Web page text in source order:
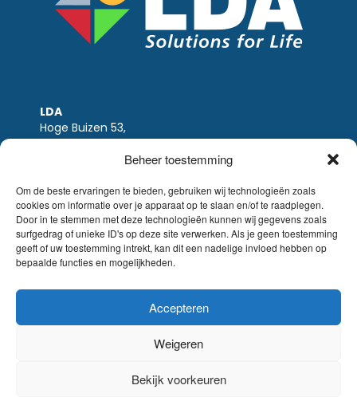
Beheer toestemming
Om de beste ervaringen te bieden, gebruiken wij technologieën zoals
cookies om informatie over je apparaat op te slaan en/of te raadplegen.
Door in te stemmen met deze technologieën kunnen wij gegevens zoals
surfgedrag of unieke ID's op deze site verwerken. Als je geen toestemming
geeft of uw toestemming intrekt, kan dit een nadelige invloed hebben op
bepaalde functies en mogelijkheden.
Accepteren
Weigeren
Bekijk voorkeuren
LDA
Hoge Buizen 53,
1980 EPPEGEM
Tel +32 (0)2-266.13.13
LDA@LDA.be
BTW: BE0405.895.609
IBAN: KBC / BE51 7340 2410 9862
BIC: KBC / KREDBEBB
Wettelijke-disclaimer
verkoopsvoorwaarden
© LDA Belgium, all rights reserved.